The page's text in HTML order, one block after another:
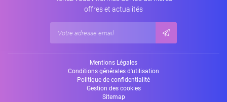
offres et actualités
Mentions Légales
Conditions générales d'utilisation
Politique de confidentialité
Gestion des cookies
Sitemap